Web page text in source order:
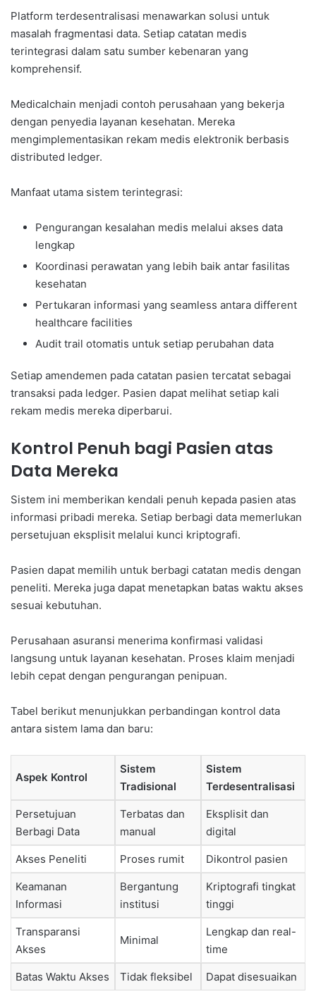
Platform terdesentralisasi menawarkan solusi untuk
masalah fragmentasi data. Setiap catatan medis
terintegrasi dalam satu sumber kebenaran yang
komprehensif.
Medicalchain menjadi contoh perusahaan yang bekerja
dengan penyedia layanan kesehatan. Mereka
mengimplementasikan rekam medis elektronik berbasis
distributed ledger.
Manfaat utama sistem terintegrasi:
Pengurangan kesalahan medis melalui akses data
lengkap
Koordinasi perawatan yang lebih baik antar fasilitas
kesehatan
Pertukaran informasi yang seamless antara different
healthcare facilities
Audit trail otomatis untuk setiap perubahan data
Setiap amendemen pada catatan pasien tercatat sebagai
transaksi pada ledger. Pasien dapat melihat setiap kali
rekam medis mereka diperbarui.
Kontrol Penuh bagi Pasien atas
Data Mereka
Sistem ini memberikan kendali penuh kepada pasien atas
informasi pribadi mereka. Setiap berbagi data memerlukan
persetujuan eksplisit melalui kunci kriptografi.
Pasien dapat memilih untuk berbagi catatan medis dengan
peneliti. Mereka juga dapat menetapkan batas waktu akses
sesuai kebutuhan.
Perusahaan asuransi menerima konfirmasi validasi
langsung untuk layanan kesehatan. Proses klaim menjadi
lebih cepat dengan pengurangan penipuan.
Tabel berikut menunjukkan perbandingan kontrol data
antara sistem lama dan baru:
Aspek Kontrol
Sistem
Tradisional
Sistem
Terdesentralisasi
Persetujuan
Berbagi Data
Terbatas dan
manual
Eksplisit dan
digital
Akses Peneliti Proses rumit Dikontrol pasien
Keamanan
Informasi
Bergantung
institusi
Kriptografi tingkat
tinggi
Transparansi
Akses
Minimal
Lengkap dan real-
time
Batas Waktu Akses Tidak fleksibel Dapat disesuaikan